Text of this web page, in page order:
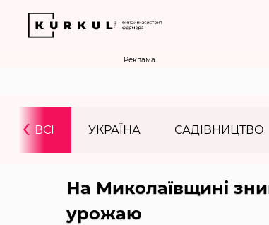
Реклама
ВСІ УКРАЇНА САДІВНИЦТВО
‹
На Миколаївщині
урожаю